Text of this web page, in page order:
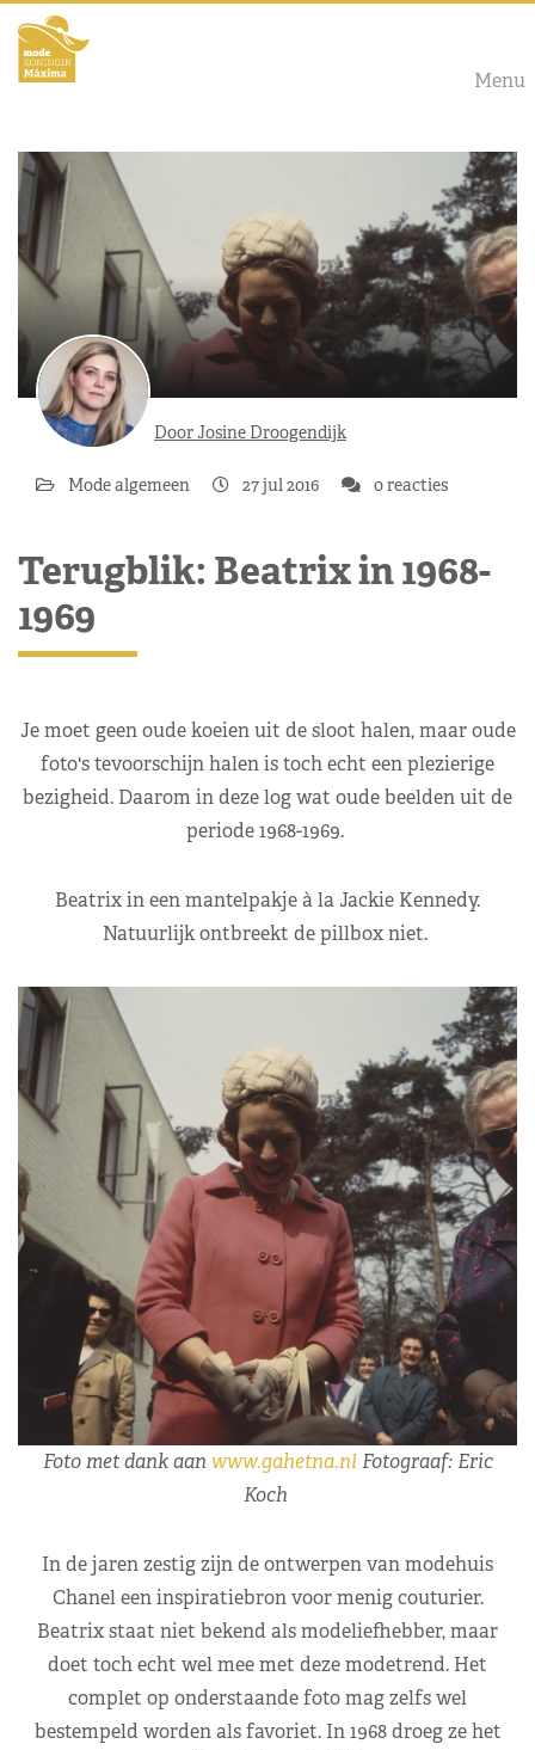
Menu
Door Josine Droogendijk
Mode algemeen 27 jul 2016 0 reacties
Terugblik: Beatrix in 1968-
1969
Je moet geen oude koeien uit de sloot halen, maar oude
foto's tevoorschijn halen is toch echt een plezierige
bezigheid. Daarom in deze log wat oude beelden uit de
periode 1968-1969.
Beatrix in een mantelpakje à la Jackie Kennedy.
Natuurlijk ontbreekt de pillbox niet.
Foto met dank aan www.gahetna.nlFotograaf: Eric
Koch
In de jaren zestig zijn de ontwerpen van modehuis
Chanel een inspiratiebron voor menig couturier.
Beatrix staat niet bekend als modeliefhebber, maar
doet toch echt wel mee met deze modetrend. Het
complet op onderstaande foto mag zelfs wel
bestempeld worden als favoriet. In 1968 droeg ze het